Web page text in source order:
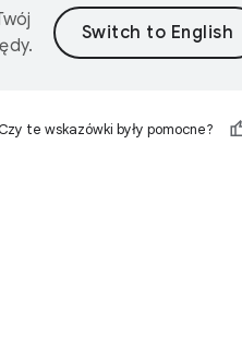
te wskazówki były pomocne?